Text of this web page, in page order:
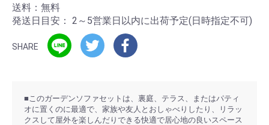
送料：無料
発送日目安： 2～5営業日以内に出荷予定(日時指定不可)
SHARE
■このガーデンソファセットは、裏庭、テラス、またはパティ
オに置くのに最適で、家族や友人とおしゃべりしたり、リラッ
クスして屋外を楽しんだりできる快適で居心地の良いスペース